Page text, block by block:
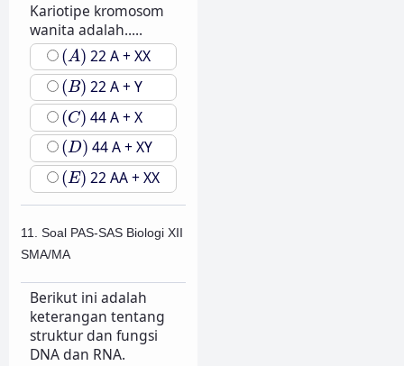
Kariotipe kromosom
wanita adalah.....
(A)
(A) 22 A + XX
(B)
(B) 22 A + Y
(C)
(C) 44 A + X
(D)
(D) 44 A + XY
(E)
(E) 22 AA + XX
11. Soal PAS-SAS Biologi XII
SMA/MA
Berikut ini adalah
keterangan tentang
struktur dan fungsi
DNA dan RNA.